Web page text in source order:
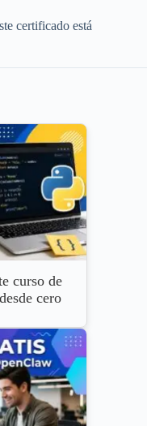
certificado está
curso de
cero